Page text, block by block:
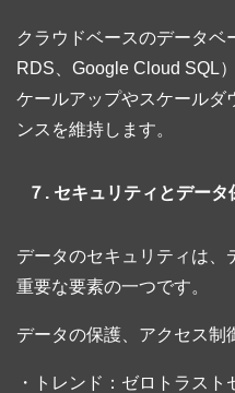
クラウドベースのデータベ
RDS、Google Cloud SQL
ケールアップやスケールダ
ンスを維持します。
７. セキュリティとデータ
データのセキュリティは、
重要な要素の一つです。
データの保護、アクセス制
・トレンド：ゼロトラス